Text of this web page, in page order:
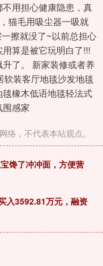
用担心健康隐患，真
猫毛用吸尘器一吸就
擦就没了~以前总担心
算是被它玩明白了!!!
了。 新家装修或者养
软装客厅地毯沙发地毯
橡木低语地毯轻法式
感家
络，不代表本站观点。
馋了冲冲面，方便营
入3592.81万元，融资